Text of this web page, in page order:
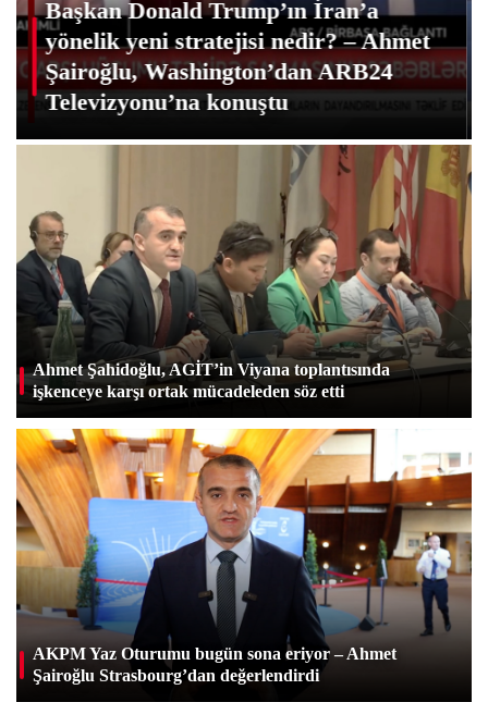
Azerbaycan, ABD-İran diyaloğu için
güvenilir bir arabuluculuk platformu
olabilir – Ahmet Şairoğlu Al-Qahera
TV’ye konuştu
Ahmet Şahidoğlu, AGİT’in Viyana toplantısında
işkenceye karşı ortak mücadeleden söz etti
AKPM Yaz Oturumu bugün sona eriyor – Ahmet
Şairoğlu Strasbourg’dan değerlendirdi